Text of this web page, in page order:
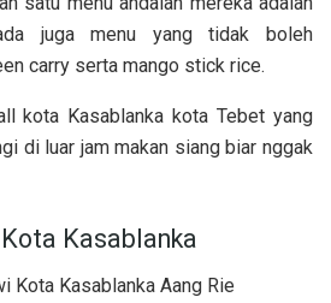
juga menu yang tidak boleh
carry serta mango stick rice.
kota Kasablanka kota Tebet yang
di luar jam makan siang biar nggak
Kasablanka